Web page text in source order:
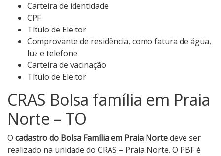
Carteira de identidade
CPF
Título de Eleitor
Comprovante de residência, como fatura de água,
luz e telefone
Carteira de vacinação
Título de Eleitor
CRAS Bolsa família em Praia
Norte – TO
O cadastro do Bolsa Família em Praia Nortedeve ser
realizado na unidade do CRAS – Praia Norte. O PBF é